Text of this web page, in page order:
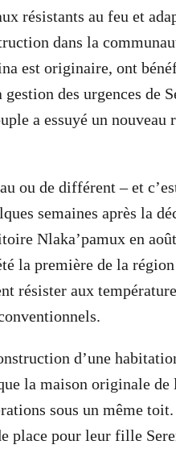
résistants au feu et
dans la
est originaire, ont
des urgences de
a essuyé un nouveau
ou de différent – et
semaines après la
Nlaka’pamux en
la première de la
résister aux
d’une
la maison originale
sous un même toit.
place pour leur fille